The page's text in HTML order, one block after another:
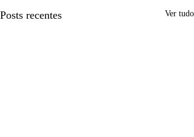
Posts recentes Ver tudo